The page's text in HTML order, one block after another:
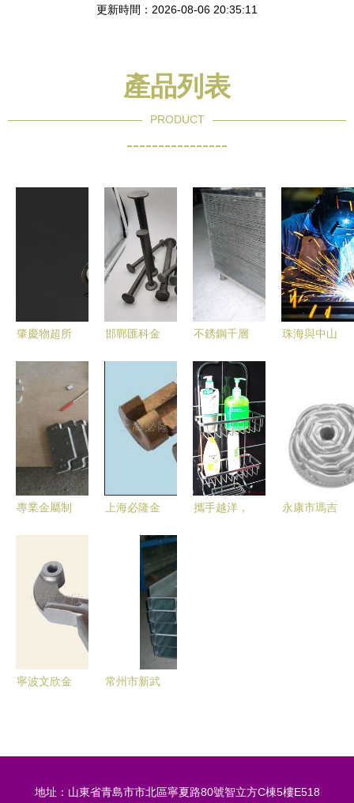
更新時間：2026-08-06 20:35:11
產品列表
PRODUCT
----------------
肇慶物超所
104箱包搭
扣與湖南不
銹鋼搭扣
金屬制品的
卓越之選
邯鄲匯科金
解析 選購
指南與市場
展望
不銹鋼千層
展示與介紹
- 東莞市宇
恒金屬制品
公司
珠海與中山
焊接、機箱
機柜與激光
切割為核心
競爭力
專業金屬制
一站式生產
廠家與價格
解析
上海必隆金
品全覽
攜手越洋，
永康市瑪吉
寧波文欣金
與軸產品概
常州市新武
地址：山東省青島市市北區寧夏路80號智立方C棟5樓E518